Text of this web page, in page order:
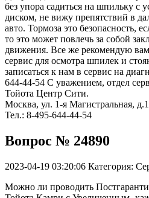
без упора садиться на шпильку с
диском, не вижу препятствий в
авто. Тормоза это безопасность,
то это может повлечь за собой
движения. Все же рекомендую
сервис для осмотра шпилек и
записаться к нам в сервис на
644-44-54 С уважением, отдел
Тойота Центр Сити.
Москва, ул. 1-я Магистральная,
Тел.: 8-495-644-44-54
Вопрос № 24890
2023-04-19 03:20:06 Категория:
Можно ли проводить